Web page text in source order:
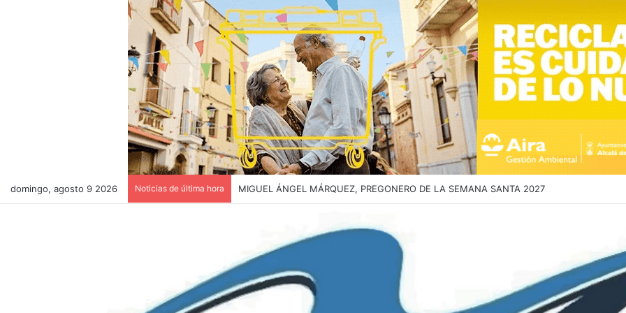
domingo, agosto 9 2026 Noticias de última hora CONOCE EL RETABLO DE SANTA MARÍA DEL ÁGUILA